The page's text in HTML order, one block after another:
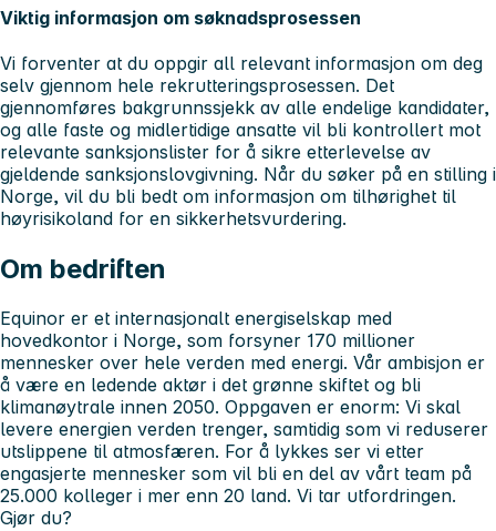
Viktig informasjon om søknadsprosessen
Vi forventer at du oppgir all relevant informasjon om deg
selv gjennom hele rekrutteringsprosessen. Det
gjennomføres bakgrunnssjekk av alle endelige kandidater,
og alle faste og midlertidige ansatte vil bli kontrollert mot
relevante sanksjonslister for å sikre etterlevelse av
gjeldende sanksjonslovgivning. Når du søker på en stilling i
Norge, vil du bli bedt om informasjon om tilhørighet til
høyrisikoland for en sikkerhetsvurdering.
Om bedriften
Equinor er et internasjonalt energiselskap med
hovedkontor i Norge, som forsyner 170 millioner
mennesker over hele verden med energi. Vår ambisjon er
å være en ledende aktør i det grønne skiftet og bli
klimanøytrale innen 2050. Oppgaven er enorm: Vi skal
levere energien verden trenger, samtidig som vi reduserer
utslippene til atmosfæren. For å lykkes ser vi etter
engasjerte mennesker som vil bli en del av vårt team på
25.000 kolleger i mer enn 20 land. Vi tar utfordringen.
Gjør du?